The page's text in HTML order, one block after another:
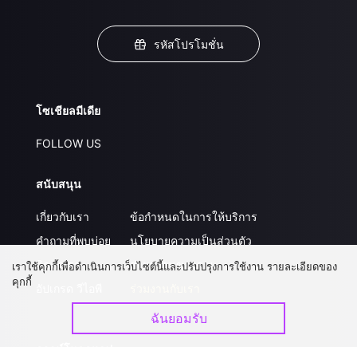
รหัสโปรโมชั่น
โซเชียลมีเดีย
FOLLOW US
สนับสนุน
เกี่ยวกับเรา
คำถามที่พบบ่อย
ติดต่อเรา
ข้อกำหนดในการให้บริการ
นโยบายความเป็นส่วนตัว
ส่งผลงานของคุณ
เราใช้คุกกี้เพื่อดำเนินการเว็บไซต์นี้และปรับปรุงการใช้งาน รายละเอียดของ
คุกกี้
ฉันยอมรับ